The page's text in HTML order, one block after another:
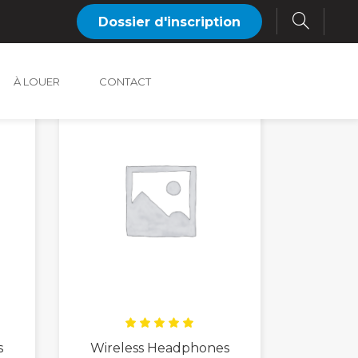
Dossier d'inscription
À LOUER CONTACT
5.00
Wireless Headphones